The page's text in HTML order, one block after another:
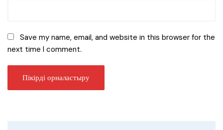
Save my name, email, and website in this browser for the
next time I comment.